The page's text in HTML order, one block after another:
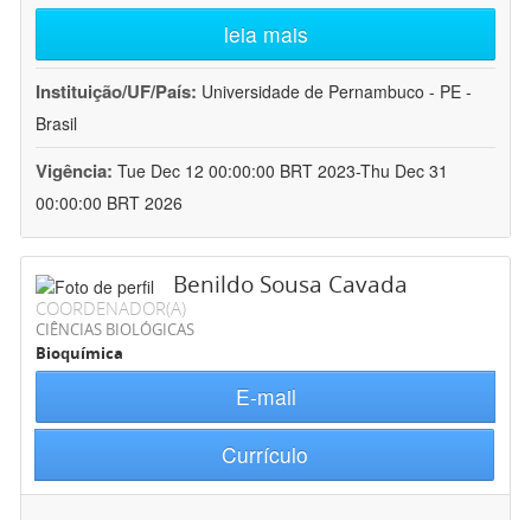
leia mais
Instituição/UF/País: Universidade de Pernambuco - PE -
Brasil
Vigência: Tue Dec 12 00:00:00 BRT 2023-Thu Dec 31
00:00:00 BRT 2026
Benildo Sousa Cavada
COORDENADOR(A)
CIÊNCIAS BIOLÓGICAS
Bioquímica
E-mail
Currículo